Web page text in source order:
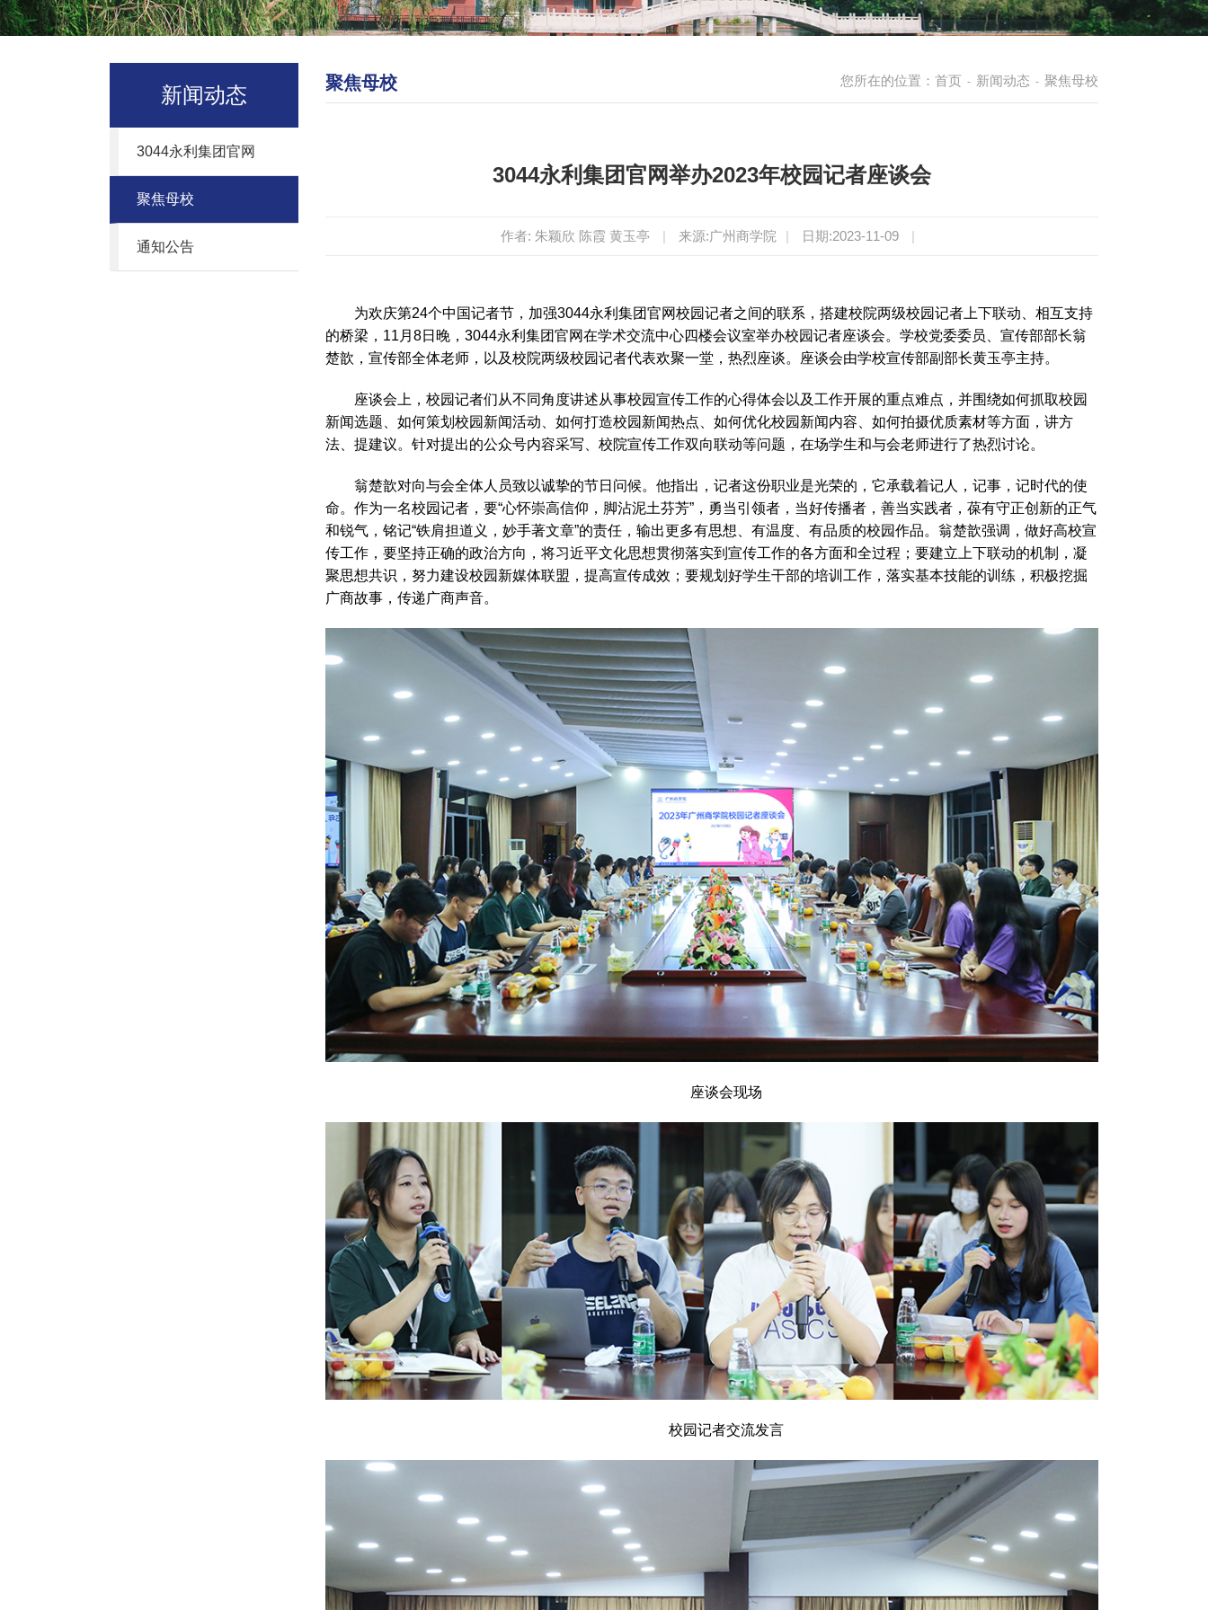
新闻动态
3044永利集团官网
聚焦母校
通知公告
您所在的位置： 首页 - 新闻动态 - 聚焦母校
聚焦母校
3044永利集团官网举办2023年校园记者座谈会
作者: 朱颖欣 陈霞 黄玉亭 | 来源:广州商学院 | 日期:2023-11-09 |
为欢庆第24个中国记者节，加强3044永利集团官网校园记者之间的联系，搭建校院两级校园记者上下联动、相互支持
的桥梁，11月8日晚，3044永利集团官网在学术交流中心四楼会议室举办校园记者座谈会。学校党委委员、宣传部部长翁
楚歆，宣传部全体老师，以及校院两级校园记者代表欢聚一堂，热烈座谈。座谈会由学校宣传部副部长黄玉亭主持。
座谈会上，校园记者们从不同角度讲述从事校园宣传工作的心得体会以及工作开展的重点难点，并围绕如何抓取校园
新闻选题、如何策划校园新闻活动、如何打造校园新闻热点、如何优化校园新闻内容、如何拍摄优质素材等方面，讲方
法、提建议。针对提出的公众号内容采写、校院宣传工作双向联动等问题，在场学生和与会老师进行了热烈讨论。
翁楚歆对向与会全体人员致以诚挚的节日问候。他指出，记者这份职业是光荣的，它承载着记人，记事，记时代的使
命。作为一名校园记者，要“心怀崇高信仰，脚沾泥土芬芳”，勇当引领者，当好传播者，善当实践者，葆有守正创新的正气
和锐气，铭记“铁肩担道义，妙手著文章”的责任，输出更多有思想、有温度、有品质的校园作品。翁楚歆强调，做好高校宣
传工作，要坚持正确的政治方向，将习近平文化思想贯彻落实到宣传工作的各方面和全过程；要建立上下联动的机制，凝
聚思想共识，努力建设校园新媒体联盟，提高宣传成效；要规划好学生干部的培训工作，落实基本技能的训练，积极挖掘
广商故事，传递广商声音。
座谈会现场
校园记者交流发言